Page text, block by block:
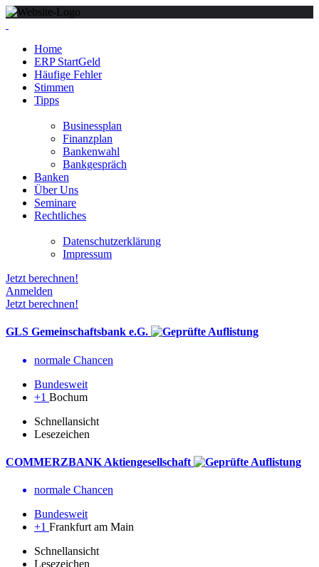
Home
ERP StartGeld
Häufige Fehler
Stimmen
Tipps
Businessplan
Finanzplan
Bankenwahl
Bankgespräch
Banken
Über Uns
Seminare
Rechtliches
Datenschutzerklärung
Impressum
Jetzt berechnen!
Anmelden
Jetzt berechnen!
GLS Gemeinschaftsbank e.G.
normale Chancen
Bundesweit
+1 Bochum
Schnellansicht
Lesezeichen
COMMERZBANK Aktiengesellschaft
normale Chancen
Bundesweit
+1 Frankfurt am Main
Schnellansicht
Lesezeichen